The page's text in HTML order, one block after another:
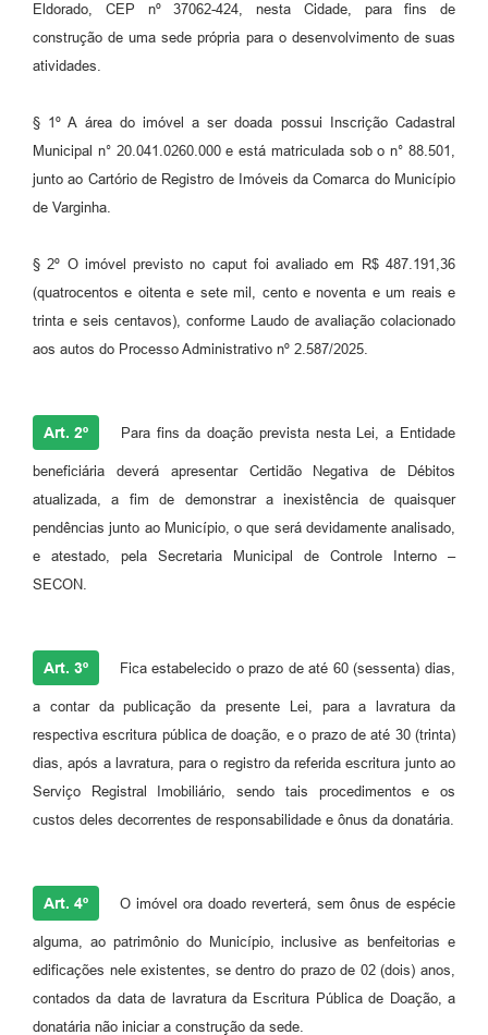
Eldorado, CEP nº 37062-424, nesta Cidade, para fins de
construção de uma sede própria para o desenvolvimento de suas
atividades.
§ 1º A área do imóvel a ser doada possui Inscrição Cadastral
Municipal n° 20.041.0260.000 e está matriculada sob o n° 88.501,
junto ao Cartório de Registro de Imóveis da Comarca do Município
de Varginha.
§ 2º O imóvel previsto no caput foi avaliado em R$ 487.191,36
(quatrocentos e oitenta e sete mil, cento e noventa e um reais e
trinta e seis centavos), conforme Laudo de avaliação colacionado
aos autos do Processo Administrativo nº 2.587/2025.
Art. 2º Para fins da doação prevista nesta Lei, a Entidade
beneficiária deverá apresentar Certidão Negativa de Débitos
atualizada, a fim de demonstrar a inexistência de quaisquer
pendências junto ao Município, o que será devidamente analisado,
e atestado, pela Secretaria Municipal de Controle Interno –
SECON.
Art. 3º Fica estabelecido o prazo de até 60 (sessenta) dias,
a contar da publicação da presente Lei, para a lavratura da
respectiva escritura pública de doação, e o prazo de até 30 (trinta)
dias, após a lavratura, para o registro da referida escritura junto ao
Serviço Registral Imobiliário, sendo tais procedimentos e os
custos deles decorrentes de responsabilidade e ônus da donatária.
Art. 4º O imóvel ora doado reverterá, sem ônus de espécie
alguma, ao patrimônio do Município, inclusive as benfeitorias e
edificações nele existentes, se dentro do prazo de 02 (dois) anos,
contados da data de lavratura da Escritura Pública de Doação, a
donatária não iniciar a construção da sede.